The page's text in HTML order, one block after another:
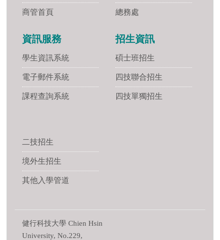
商管首頁 總務處
資訊服務
學生資訊系統
電子郵件系統
課程查詢系統
招生資訊
碩士班招生
四技聯合招生
四技單獨招生
二技招生
境外生招生
其他入學管道
健行科技大學 Chien Hsin
University, No.229,